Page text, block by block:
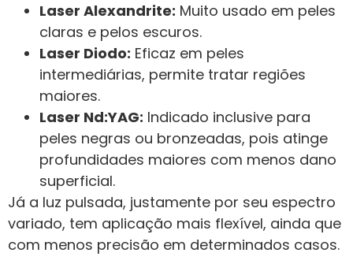
Laser Alexandrite: Muito usado em peles
claras e pelos escuros.
Laser Diodo: Eficaz em peles
intermediárias, permite tratar regiões
maiores.
Laser Nd:YAG: Indicado inclusive para
peles negras ou bronzeadas, pois atinge
profundidades maiores com menos dano
superficial.
Já a luz pulsada, justamente por seu espectro
variado, tem aplicação mais flexível, ainda que
com menos precisão em determinados casos.